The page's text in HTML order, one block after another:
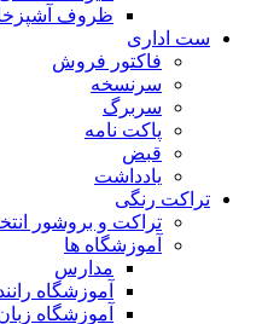
ظروف
ست اداری
فاکتور فروش
سرنسخه
سربرگ
پاکت نامه
قبض
یادداشت
تراکت رنگی
تراکت و بروشور
آموزشگاه ها
مدارس
آموزشگاه
آموزشگاه